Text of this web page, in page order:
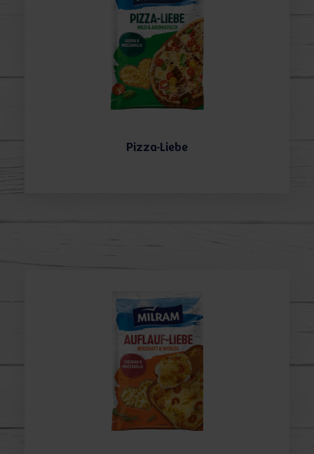
Pizza-Liebe